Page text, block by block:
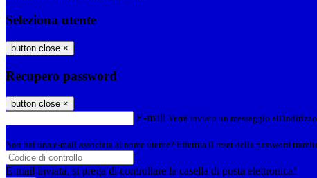
Seleziona utente
button close ×
Recupero password
button close ×
E-mail Verrà inviato un messaggio
Non hai una e-mail associata al nome utente? Effettua il reset della password
E-mail inviata, si prega di controllare la casella di posta elettronica!